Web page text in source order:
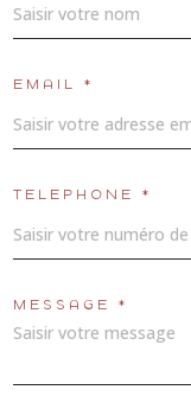
EMAIL *
TÉLÉPHONE *
MESSAGE *